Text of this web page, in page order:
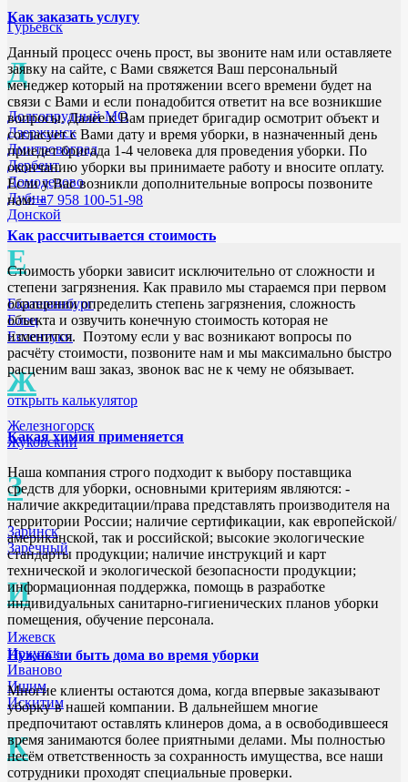
Гурьевск
Д
Долгопрудный МО
Дзержинск
Дмитровоград
Дербент
Домодедово
Дубна
Донской
Е
Екатеринбург
Елец
Ессентуки
Ж
Железногорск
Жуковский
З
Заринск
Заречный
И
Ижевск
Иркутск
Иваново
Ишим
Искитим
К
Как заказать услугу
Данный процесс очень прост, вы звоните нам или оставляете
заявку на сайте, с Вами свяжется Ваш персональный
менеджер который на протяжении всего времени будет на
связи с Вами и если понадобится ответит на все возникшие
вопросы. Далее к Вам приедет бригадир осмотрит объект и
согласует с Вами дату и время уборки, в назначенный день
приедет бригада 1-4 человека для проведения уборки. По
окончанию уборки вы принимаете работу и вносите оплату.
Если у Вас возникли дополнительные вопросы позвоните
нам:+7 958 100-51-98
Как рассчитывается стоимость
Стоимость уборки зависит исключительно от сложности и
степени загрязнения. Как правило мы стараемся при первом
обращении определить степень загрязнения, сложность
объекта и озвучить конечную стоимость которая не
изменится. Поэтому если у вас возникают вопросы по
расчёту стоимости, позвоните нам и мы максимально быстро
расценим ваш заказ, звонок вас не к чему не обязывает.
открыть калькулятор
Какая химия применяется
Наша компания строго подходит к выбору поставщика
средств для уборки, основными критериям являются: -
наличие аккредитации/права представлять производителя на
территории России; наличие сертификации, как европейской/
американской, так и российской; высокие экологические
стандарты продукции; наличие инструкций и карт
технической и экологической безопасности продукции;
информационная поддержка, помощь в разработке
индивидуальных санитарно-гигиенических планов уборки
помещения, обучение персонала.
Нужно ли быть дома во время уборки
Многие клиенты остаются дома, когда впервые заказывают
уборку в нашей компании. В дальнейшем многие
предпочитают оставлять клинеров дома, а в освободившееся
время занимаются более приятными делами. Мы полностью
несём ответственность за сохранность имущества, все наши
сотрудники проходят специальные проверки.